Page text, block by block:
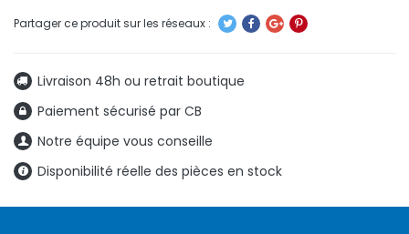
Livraison 48h ou retrait boutique
Paiement sécurisé par CB
Notre équipe vous conseille
Disponibilité réelle des pièces en stock